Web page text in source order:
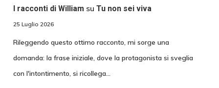
I racconti di William su Tu non sei viva
25 Luglio 2026
Rileggendo questo ottimo racconto, mi sorge una
domanda: la frase iniziale, dove la protagonista si sveglia
con l'intontimento, si ricollega…